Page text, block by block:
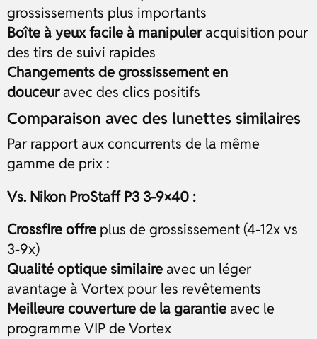
grossissements plus importants
Boîte à yeux facile à manipuleracquisition pour
des tirs de suivi rapides
Changements de grossissement en
douceuravec des clics positifs
Comparaison avec des lunettes similaires
Par rapport aux concurrents de la même
gamme de prix :
Vs. Nikon ProStaff P3 3-9×40 :
Crossfire offre plus de grossissement (4-12x vs
3-9x)
Qualité optique similaire avec un léger
avantage à Vortex pour les revêtements
Meilleure couverture de la garantie avec le
programme VIP de Vortex